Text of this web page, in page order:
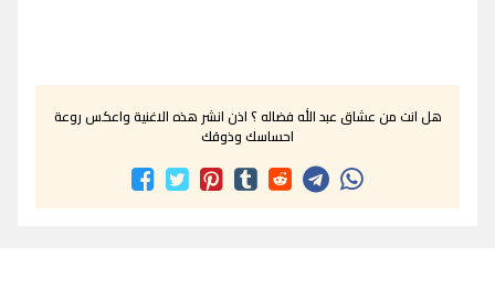
هل انت من عشاق عبد الله فضاله ؟ اذن انشر هذه الاغنية واعكس روعة
احساسك وذوقك